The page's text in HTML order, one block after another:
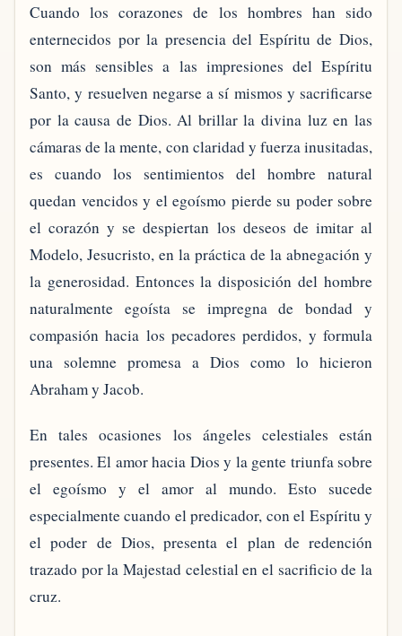
Cuando los corazones de los hombres han sido
enternecidos por la presencia del Espíritu de Dios,
son más sensibles a las impresiones del Espíritu
Santo, y resuelven negarse a sí mismos y sacrificarse
por la causa de Dios. Al brillar la divina luz en las
cámaras de la mente, con claridad y fuerza inusitadas,
es cuando los sentimientos del hombre natural
quedan vencidos y el egoísmo pierde su poder sobre
el corazón y se despiertan los deseos de imitar al
Modelo, Jesucristo, en la práctica de la abnegación y
la generosidad. Entonces la disposición del hombre
naturalmente egoísta se impregna de bondad y
compasión hacia los pecadores perdidos, y formula
una solemne promesa a Dios como lo hicieron
Abraham y Jacob.
En tales ocasiones los ángeles celestiales están
presentes. El amor hacia Dios y la gente triunfa sobre
el egoísmo y el amor al mundo. Esto sucede
especialmente cuando el predicador, con el Espíritu y
el poder de Dios, presenta el plan de redención
trazado por la Majestad celestial en el sacrificio de la
cruz.